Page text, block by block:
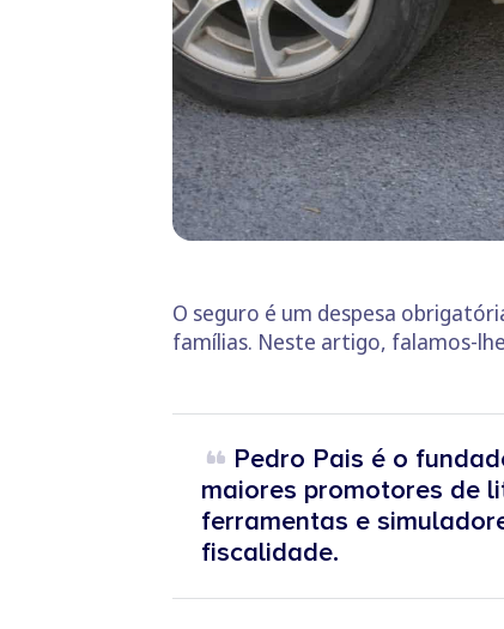
O seguro é um despesa
famílias. Neste artigo, falamos-
Pedro Pais é o
maiores promotores de
ferramentas e
fiscalidade.